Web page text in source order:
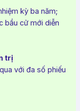
kỳ ba năm;
bầu cử mới diễn
trị
với đa số phiếu